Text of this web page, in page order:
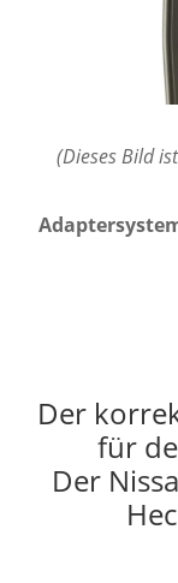
(Dieses Bild
Der
für
Der